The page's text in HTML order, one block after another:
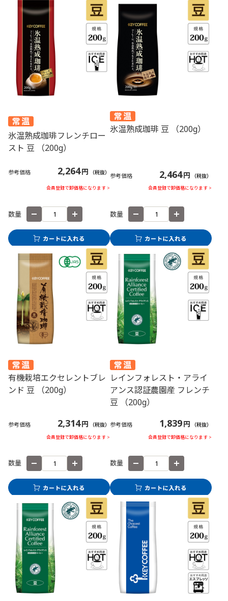
氷温熟成珈琲フレンチロー
スト 豆 （200g）
参考価格 2,264円 （税抜）
会員登録で卸価格になります >
数量
氷温熟成珈琲 豆 （200g）
参考価格 2,464円 （税抜）
会員登録で卸価格になります >
数量
有機栽培エクセレントブレ
ンド 豆 （200g）
参考価格 2,314円 （税抜）
会員登録で卸価格になります >
数量
レインフォレスト・アライ
アンス認証農園産 フレンチ
豆 （200g）
参考価格 1,839円 （税抜）
会員登録で卸価格になります >
数量